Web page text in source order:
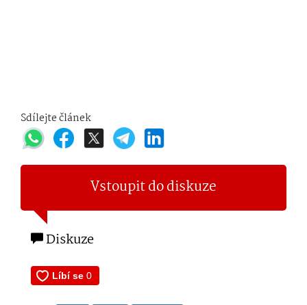
Sdílejte článek
Vstoupit do diskuze
Diskuze